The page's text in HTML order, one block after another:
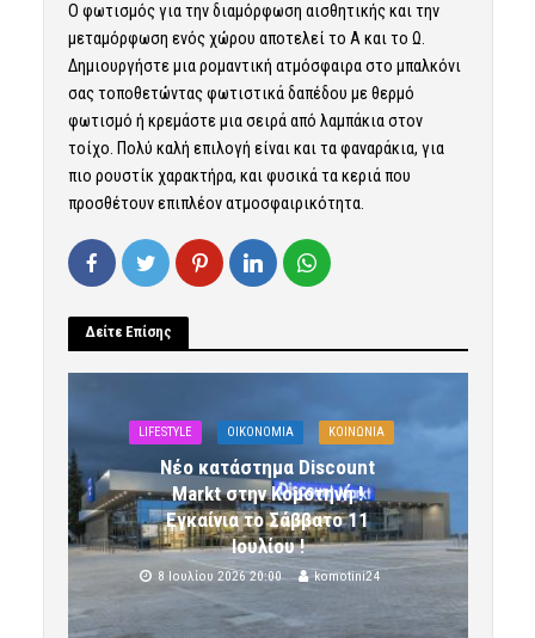
Ο φωτισμός για την διαμόρφωση αισθητικής και την
μεταμόρφωση ενός χώρου αποτελεί το Α και το Ω.
Δημιουργήστε μια ρομαντική ατμόσφαιρα στο μπαλκόνι
σας τοποθετώντας φωτιστικά δαπέδου με θερμό
φωτισμό ή κρεμάστε μια σειρά από λαμπάκια στον
τοίχο. Πολύ καλή επιλογή είναι και τα φαναράκια, για
πιο ρουστίκ χαρακτήρα, και φυσικά τα κεριά που
προσθέτουν επιπλέον ατμοσφαιρικότητα.
Δείτε Επίσης
LIFESTYLE OIKONOMIA ΚΟΙΝΩΝΙΑ
Νέο κατάστημα Discount
Markt στην Κομοτηνή !
Εγκαίνια το Σάββατο 11
Ιουλίου !
8 Ιουλίου 2026 20:00 komotini24